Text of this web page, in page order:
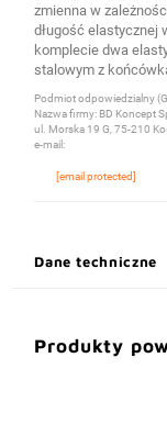
zmienna w
długość elastycznej
komplecie dwa
stalowym z
Podmiot odpowiedzialny
Nazwa firmy: BD Koncept
ul. Morska 19 G, 75-210
e-mail:
[email protected]
Dane techniczne
Produkty